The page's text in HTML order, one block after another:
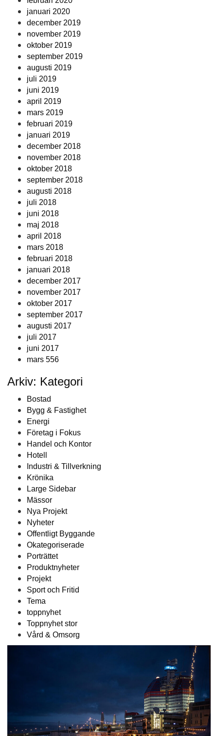
januari 2020
december 2019
november 2019
oktober 2019
september 2019
augusti 2019
juli 2019
juni 2019
april 2019
mars 2019
februari 2019
januari 2019
december 2018
november 2018
oktober 2018
september 2018
augusti 2018
juli 2018
juni 2018
maj 2018
april 2018
mars 2018
februari 2018
januari 2018
december 2017
november 2017
oktober 2017
september 2017
augusti 2017
juli 2017
juni 2017
mars 556
Arkiv: Kategori
Bostad
Bygg & Fastighet
Energi
Företag i Fokus
Handel och Kontor
Hotell
Industri & Tillverkning
Krönika
Large Sidebar
Mässor
Nya Projekt
Nyheter
Offentligt Byggande
Okategoriserade
Porträttet
Produktnyheter
Projekt
Sport och Fritid
Tema
toppnyhet
Toppnyhet stor
Vård & Omsorg